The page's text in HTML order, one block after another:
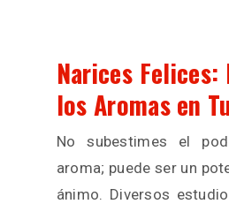
Narices Felices:
los Aromas en
No subestimes el
aroma; puede ser un
ánimo. Diversos